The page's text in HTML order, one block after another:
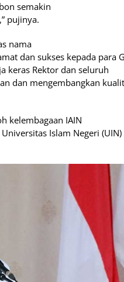
semakin
pujinya.
nama
dan sukses kepada para
keras Rektor dan seluruh
dan mengembangkan
kelembagaan IAIN
Islam Negeri (UIN)